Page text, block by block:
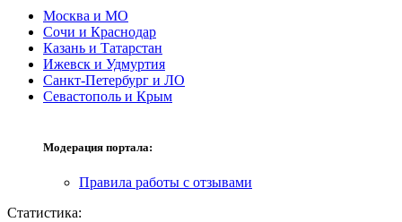
Москва и МО
Сочи и Краснодар
Казань и Татарстан
Ижевск и Удмуртия
Санкт-Петербург и ЛО
Севастополь и Крым
Модерация портала:
Правила работы с отзывами
Статистика: